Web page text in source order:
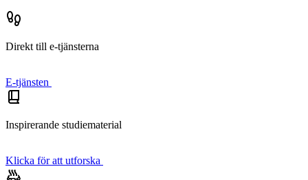
Direkt till e-tjänsterna
E-tjänsten
Inspirerande studiematerial
Klicka för att utforska